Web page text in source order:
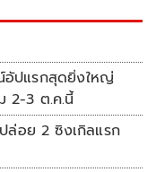
อัปแรกสุดยิ่งใหญ่
2-3 ต.ค.นี้
อย 2 ซิงเกิลแรก